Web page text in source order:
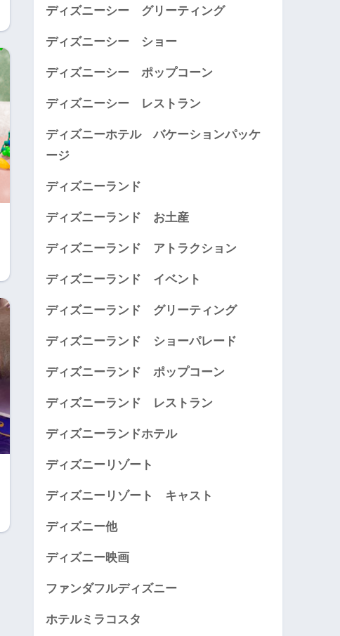
ディズニーシー グリーティング
ディズニーシー ショー
ディズニーシー ポップコーン
ディズニーシー レストラン
ディズニーホテル バケーションパッケ
ージ
ディズニーランド
ディズニーランド お土産
ディズニーランド アトラクション
ディズニーランド イベント
ディズニーランド グリーティング
ディズニーランド ショーパレード
ディズニーランド ポップコーン
ディズニーランド レストラン
ディズニーランドホテル
ディズニーリゾート
ディズニーリゾート キャスト
ディズニー他
ディズニー映画
ファンダフルディズニー
ホテルミラコスタ